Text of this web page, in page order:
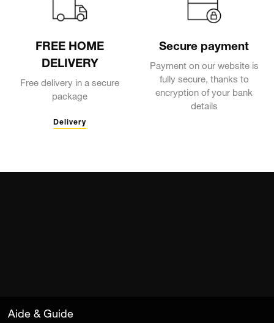
FREE HOME
DELIVERY
Free delivery in a secure
package
Delivery
Secure payment
Payment on our website is
fully secure, thanks to
encryption of your bank
details
Aide & Guide